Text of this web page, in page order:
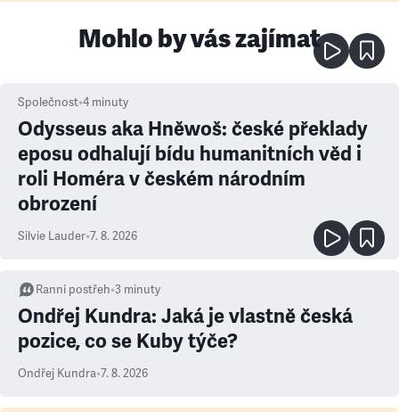
Mohlo by vás zajímat
Společnost•4 minuty
Odysseus aka Hněwoš: české překlady
eposu odhalují bídu humanitních věd i
roli Homéra v českém národním
obrození
Silvie Lauder•7. 8. 2026
Ranní postřeh•3 minuty
Ondřej Kundra: Jaká je vlastně česká
pozice, co se Kuby týče?
Ondřej Kundra•7. 8. 2026